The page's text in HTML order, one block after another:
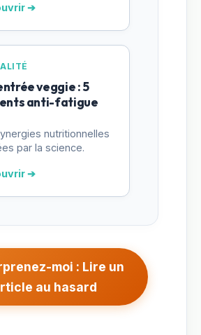
➔
veggie : 5
anti-fatigue
nutritionnelles
par la science.
➔
moi : Lire un
au hasard